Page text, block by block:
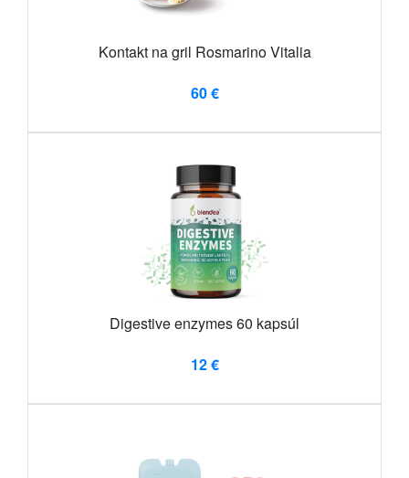
Kontakt na gril Rosmarino Vitalia
60 €
Digestive enzymes 60 kapsúl
12 €